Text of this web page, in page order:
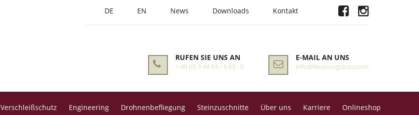
DE EN News Downloads Kontakt
RUFEN SIE UNS AN
+ 49 (0) 3 44 64 / 6 63 - 0
E-MAIL AN UNS
info@feuerungsbau.com
Verschleißschutz Engineering Drohnenbefliegung Steinzuschnitte Über uns Karriere Onlineshop